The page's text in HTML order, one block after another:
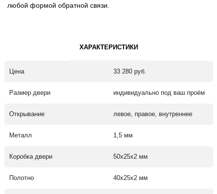
любой формой обратной связи.
ХАРАКТЕРИСТИКИ
Цена 33 280 руб.
Размер двери индивидуально под ваш проём
Открывание левое, правое, внутреннее
Металл 1,5 мм
Коробка двери 50х25х2 мм
Полотно 40х25х2 мм